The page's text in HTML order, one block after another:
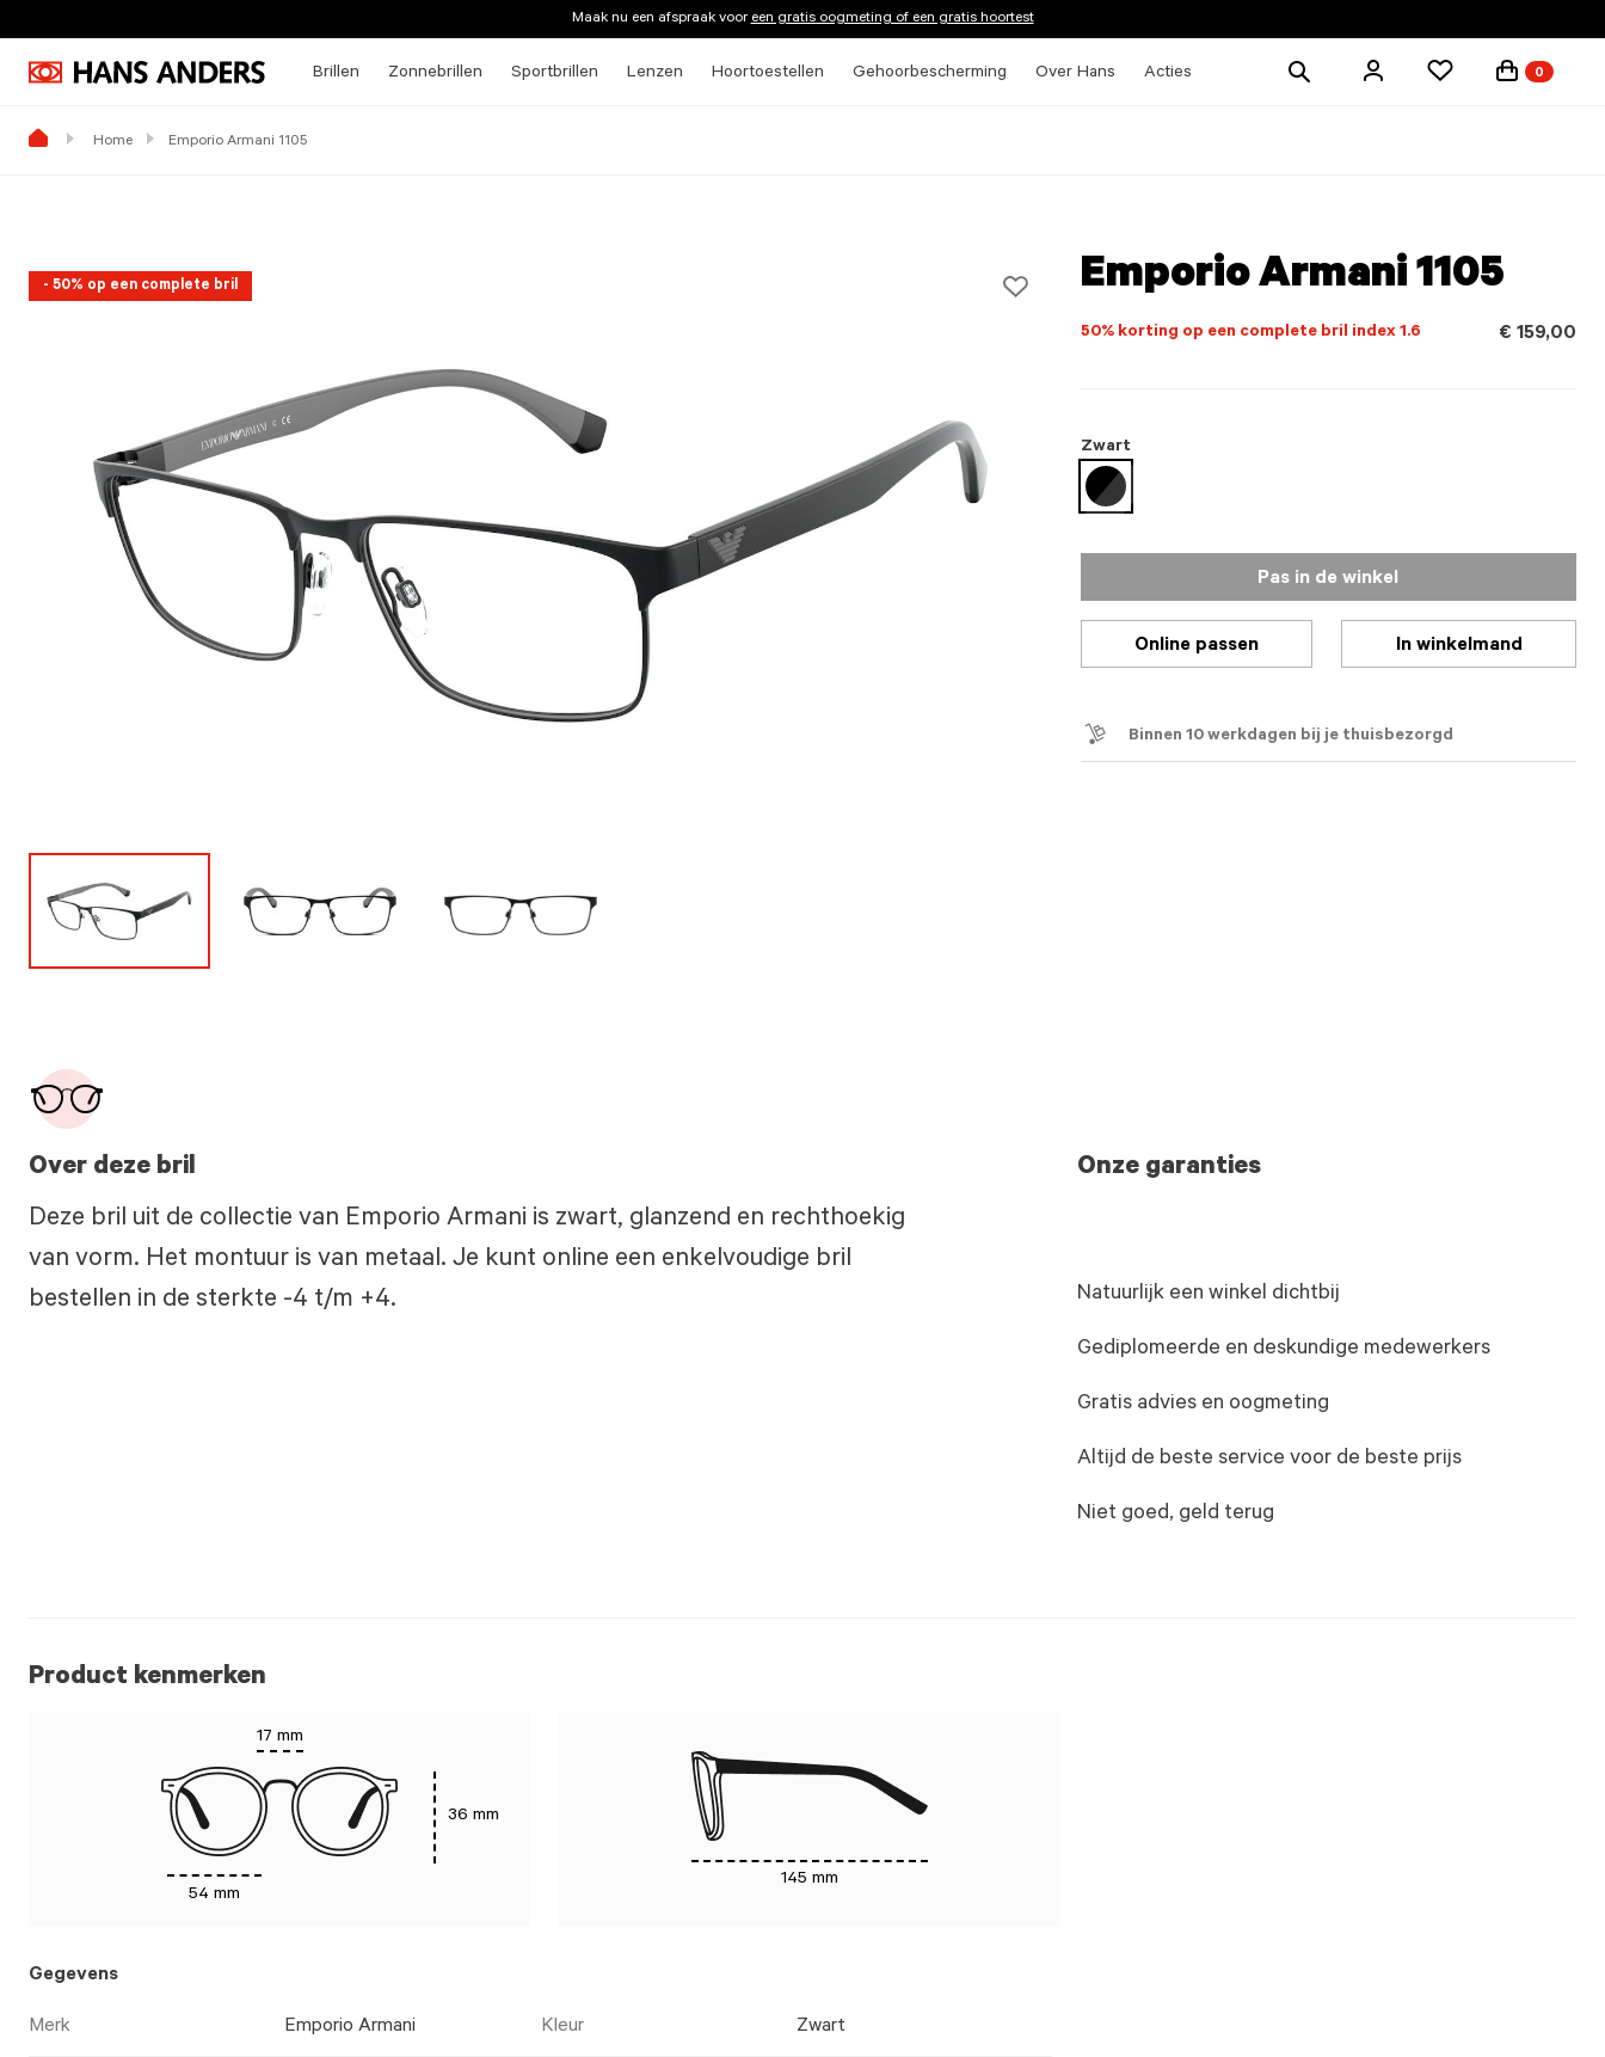
Maak nu een afspraak vooreen gratis oogmeting of een gratis hoortest
Brillen Zonnebrillen Sportbrillen Lenzen Hoortoestellen Gehoorbescherming Over Hans Acties
Zoek
0
Home Emporio Armani 1105
- 50% op een complete bril Emporio Armani 1105
50% korting op een complete bril index 1.6 € 159,00
Zwart
geselecteerd
Pas in de winkel
Online passen In winkelmand
Binnen 10 werkdagen bij je thuisbezorgd
Over deze bril
Deze bril uit de collectie van Emporio Armani is zwart, glanzend en rechthoekig
van vorm. Het montuur is van metaal. Je kunt online een enkelvoudige bril
bestellen in de sterkte -4 t/m +4.
Onze garanties
Natuurlijk een winkel dichtbij
Gediplomeerde en deskundige medewerkers
Gratis advies en oogmeting
Altijd de beste service voor de beste prijs
Niet goed, geld terug
Product kenmerken
17 mm
54 mm
36 mm
145 mm
Gegevens
Merk Emporio Armani Kleur Zwart